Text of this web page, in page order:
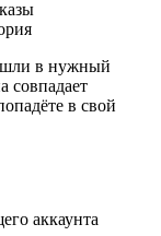
в нужный
совпадает
в свой
аккаунта